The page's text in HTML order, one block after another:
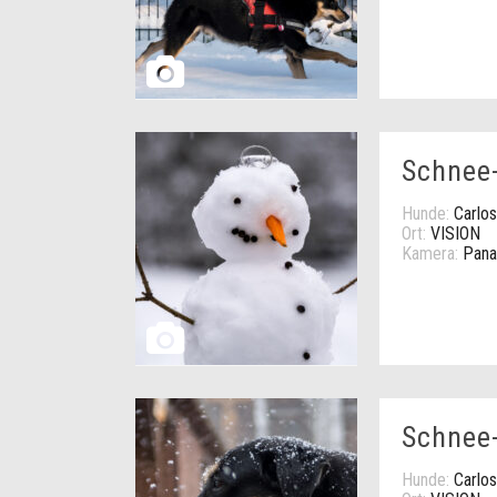
Hunde: Carlos
Ort: VISION
Kamera:
Hunde: Carlos